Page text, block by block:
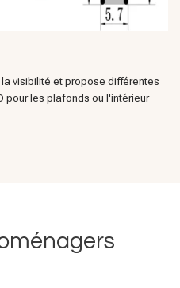
visibilité et propose différentes
pour les plafonds ou l'intérieur